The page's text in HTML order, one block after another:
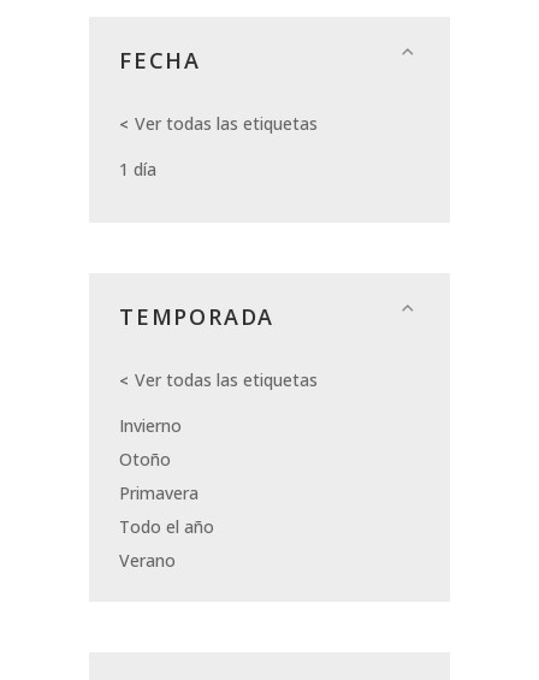
FECHA
Ver todas las etiquetas
1 día
TEMPORADA
Ver todas las etiquetas
Invierno
Otoño
Primavera
Todo el año
Verano